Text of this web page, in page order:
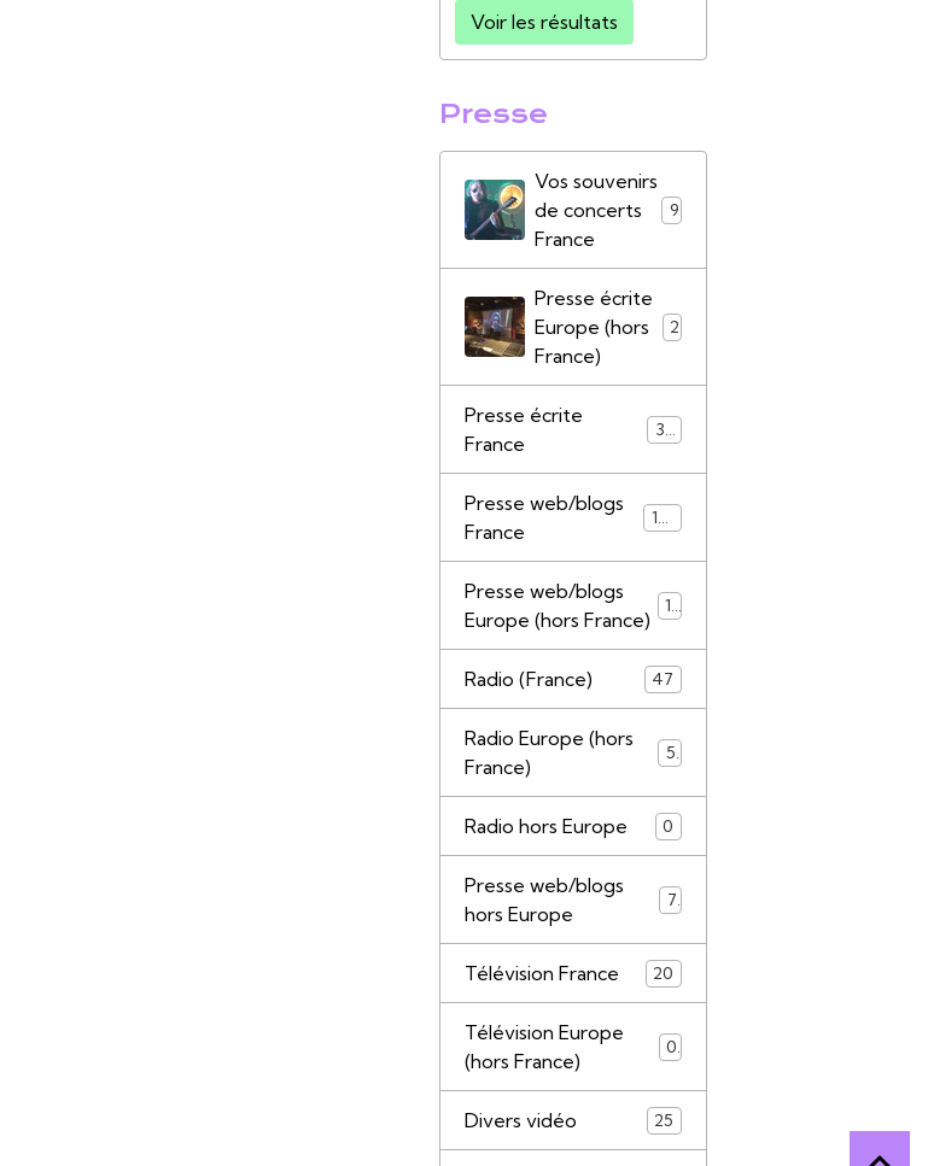
Voir les résultats
Presse
Vos souvenirs
de concerts
France
Presse écrite
Europe (hors
France)
Presse écrite
France
39
Presse web/blogs
France
147
Presse web/blogs
Europe (hors France)
17
Radio (France) 47
Radio Europe (hors
France)
5
Radio hors Europe 0
Presse web/blogs
hors Europe
7
Télévision France 20
Télévision Europe
(hors France)
0
Divers vidéo 25